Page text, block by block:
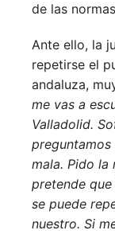
de las
Ante ello, la
repetirse el
andaluza,
me vas a
Valladolid.
mala. Pido la
pretende
se puede
nuestro. Si